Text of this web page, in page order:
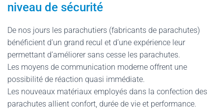
niveau de sécurité
De nos jours les parachutiers (fabricants de parachutes)
bénéficient d’un grand recul et d’une expérience leur
permettant d’améliorer sans cesse les parachutes.
Les moyens de communication moderne offrent une
possibilité de réaction quasi immédiate.
Les nouveaux matériaux employés dans la confection des
parachutes allient confort, durée de vie et performance.